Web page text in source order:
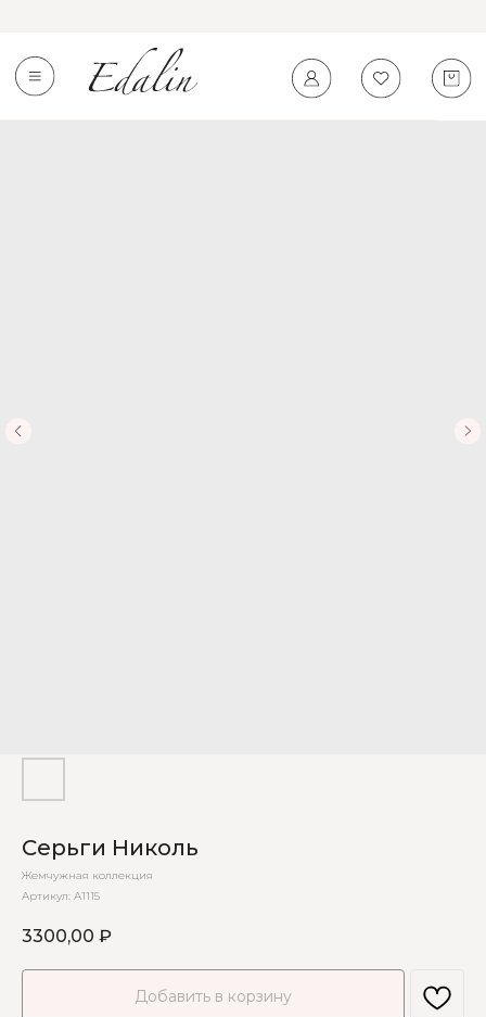
Вернуться
←
Серьги Николь
Жемчужная коллекция
Артикул: А1115
3300,00 ₽
Добавить в корзину